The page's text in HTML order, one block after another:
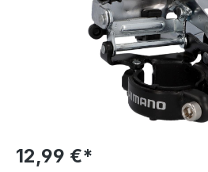
12,99 €*